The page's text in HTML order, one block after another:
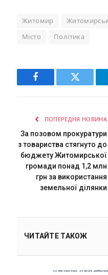
Житомир
Місто Політика
Facebook Twitter
ПОПЕРЕДНЯ НОВИНА
За позовом прокуратури
з товариства стягнуто до
бюджету Житомирської
громади понад 1,2 млн
грн за використання
земельної ділянки
ЧИТАЙТЕ ТАКОЖ